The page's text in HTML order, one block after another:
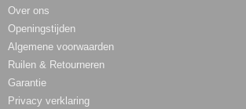
Over ons
Openingstijden
Algemene voorwaarden
Ruilen & Retourneren
Garantie
Privacy verklaring